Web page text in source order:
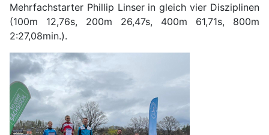
Mehrfachstarter Phillip Linser in gleich vier Disziplinen
(100m 12,76s, 200m 26,47s, 400m 61,71s, 800m
2:27,08min.).